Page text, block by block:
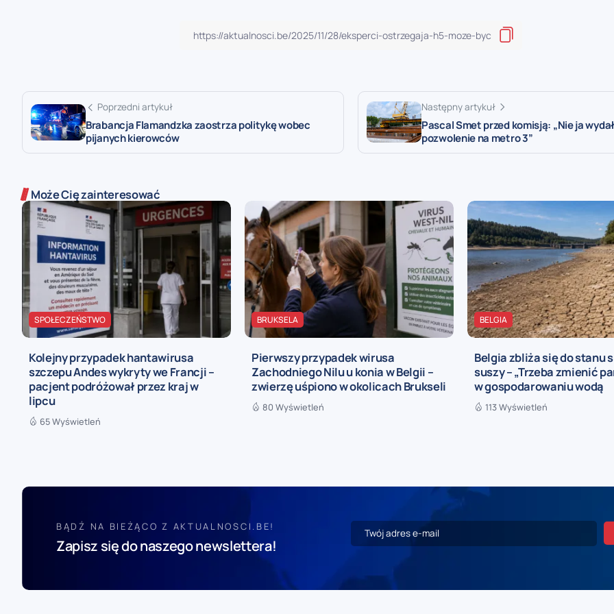
Poprzedni artykuł
Brabancja Flamandzka zaostrza politykę wobec
pijanych kierowców
Następny artykuł
Pascal Smet przed komisją: „Nie ja
pozwolenie na metro 3”
Może Cię zainteresować
SPOŁECZEŃSTWO
Kolejny przypadek hantawirusa
szczepu Andes wykryty we Francji –
pacjent podróżował przez kraj w
lipcu
65 Wyświetleń
BRUKSELA
Pierwszy przypadek wirusa
Zachodniego Nilu u konia w Belgii –
zwierzę uśpiono w okolicach Brukseli
80 Wyświetleń
BELGIA
Belgia zbliża się do stanu
suszy – „Trzeba zmienić
w gospodarowaniu wodą
113 Wyświetleń
BĄDŹ NA BIEŻĄCO Z AKTUALNOSCI.BE!
Zapisz się do naszego newslettera!